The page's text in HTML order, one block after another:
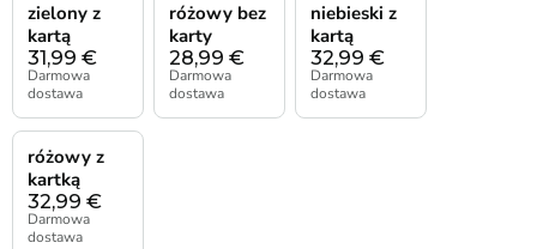
31,99 €
zielony z
kartą
Darmowa
dostawa
28,99 €
różowy bez
karty
Darmowa
dostawa
32,99 €
niebieski z
kartą
Darmowa
dostawa
32,99 €
różowy z
kartką
Darmowa
dostawa